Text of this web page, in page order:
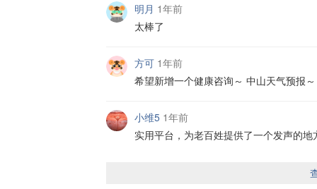
明月 1年前
太棒了
方可 1年前
希望新增一个健康咨询～ 中山天气预报～
小维5 1年前
实用平台，为老百姓提供了一个发声的地